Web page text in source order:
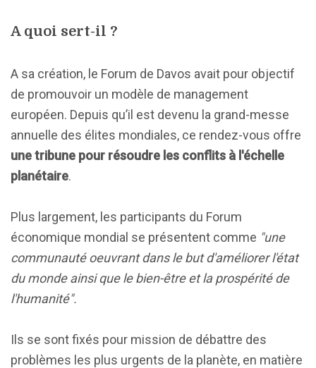
A quoi sert-il ?
A sa création, le Forum de Davos avait pour objectif
de promouvoir un modèle de management
européen. Depuis qu’il est devenu la grand-messe
annuelle des élites mondiales, ce rendez-vous offre
une tribune pour résoudre les conflits à l'échelle
planétaire.
Plus largement, les participants du Forum
économique mondial se présentent comme "une
communauté oeuvrant dans le but d'améliorer l'état
du monde ainsi que le bien-être et la prospérité de
l'humanité".
Ils se sont fixés pour mission de débattre des
problèmes les plus urgents de la planète, en matière